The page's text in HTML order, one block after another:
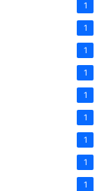
1
1
1
1
1
1
1
1
1